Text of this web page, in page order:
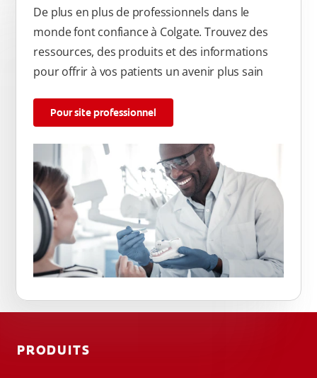
De plus en plus de professionnels dans le
monde font confiance à Colgate. Trouvez des
ressources, des produits et des informations
pour offrir à vos patients un avenir plus sain
Pour site professionnel
PRODUITS